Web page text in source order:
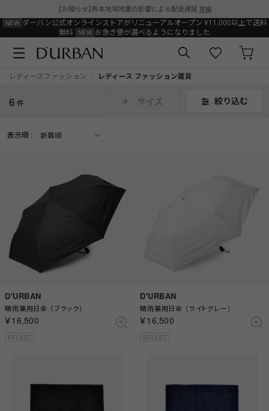
【お知らせ】熊本地域地震の影響による配送遅延 詳細
ダーバン公式オンラインストアがリニューアルオープン ¥11,000以上で送料
無料
お急ぎ便が選べるようになりました
レディースファッション レディース ファッション雑貨
6 件 サイズ 絞り込む
表示順 :
D'URBAN
晴雨兼用日傘 （ブラック）
￥16,500
SELECT
D'URBAN
晴雨兼用日傘 （ライトグレー）
￥16,500
SELECT